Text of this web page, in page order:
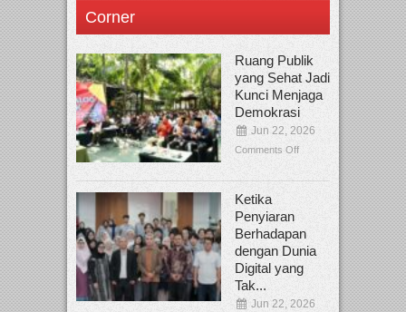
Corner
Ruang Publik
yang Sehat Jadi
Kunci Menjaga
Demokrasi
Jun 22, 2026
Comments Off
Ketika
Penyiaran
Berhadapan
dengan Dunia
Digital yang
Tak...
Jun 22, 2026